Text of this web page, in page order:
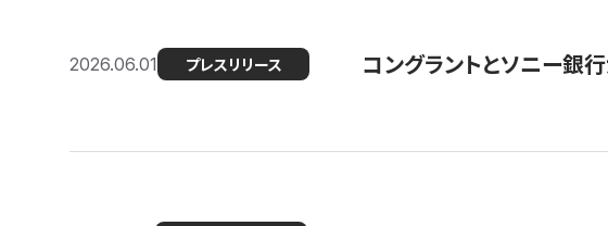
2026.06.01 プレスリリース コングラントとソニー銀